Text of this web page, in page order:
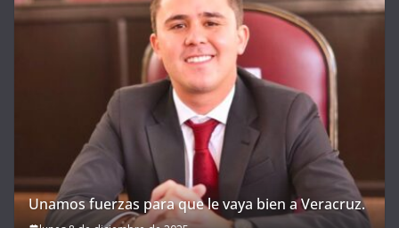
Unamos fuerzas para que le vaya bien a Veracruz.